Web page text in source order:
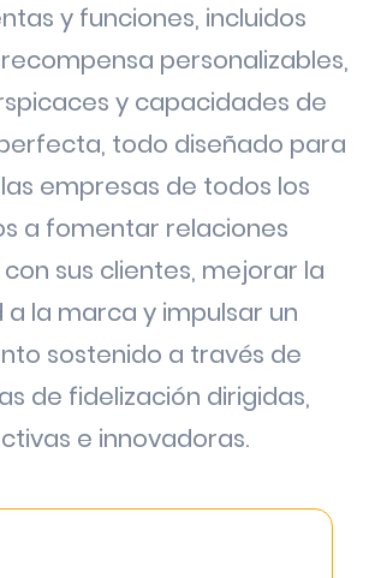
y funciones, incluidos
personalizables,
y capacidades de
todo diseñado para
empresas de todos los
a fomentar relaciones
sus clientes, mejorar la
a la marca y impulsar un
sostenido a través de
de fidelización dirigidas,
e innovadoras.